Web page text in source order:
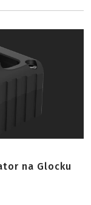
na Glocku